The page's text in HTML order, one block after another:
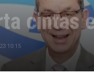
cintas
10:15